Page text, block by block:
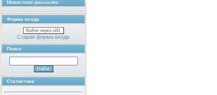
Новостная рассылка
Форма входа
Войти через uID
Старая форма входа
Поиск
Статистика